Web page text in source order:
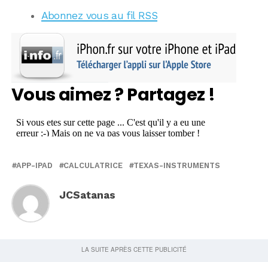
Abonnez vous au fil RSS
Vous aimez ? Partagez !
APP-IPAD CALCULATRICE TEXAS-INSTRUMENTS
JCSatanas